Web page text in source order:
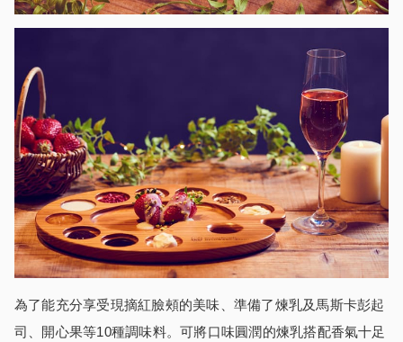
為了能充分享受現摘紅臉頰的美味、準備了煉乳及馬斯卡彭起
司、開心果等10種調味料。可將口味圓潤的煉乳搭配香氣十足